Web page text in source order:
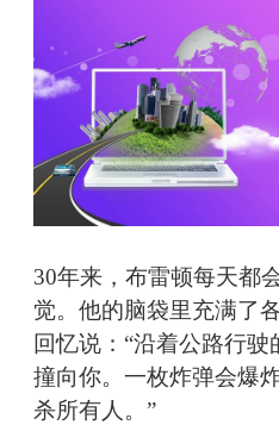
30年来，布雷顿每天都
觉。他的脑袋里充满了
回忆说：“沿着公路行
撞向你。一枚炸弹会爆
杀所有人。”